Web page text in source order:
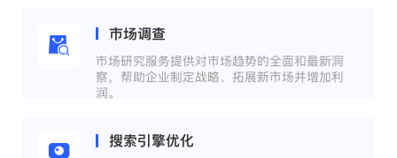
市场调查
市场研究服务提供对市场趋势的全面和最新洞
察，帮助企业制定战略、拓展新市场并增加利
润。
搜索引擎优化